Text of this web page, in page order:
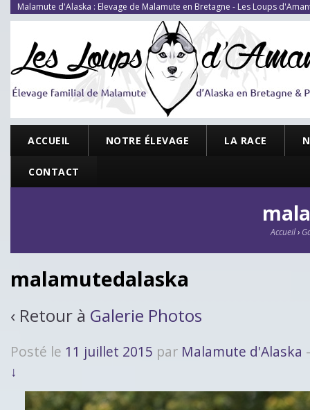
Malamute d'Alaska : Elevage de Malamute en Bretagne - Les Loups
ACCUEIL NOTRE ÉLEVAGE LA RACE
CONTACT
Accueil›
malamutedalaska
‹ Retour à Galerie Photos
Posté le 11 juillet 2015 par Malamute d'Alaska
↓